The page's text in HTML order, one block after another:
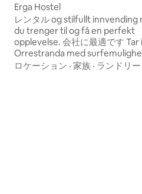
Erga Hostel
レンタル og stilfullt innvending
du trenger til og få en perfekt
opplevelse. 会社に最適です Tar
Orrestranda med
herlige turer ved stranden, bare
ロケーション · 家族 · ランドリー